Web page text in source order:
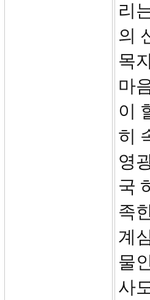
리
의
목
마
이
히
영
국
족
계
물
사